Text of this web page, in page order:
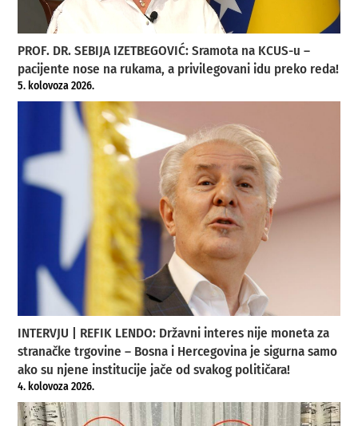
PROF. DR. SEBIJA IZETBEGOVIĆ: Sramota na KCUS-u –
pacijente nose na rukama, a privilegovani idu preko reda!
5. kolovoza 2026.
INTERVJU | REFIK LENDO: Državni interes nije moneta za
stranačke trgovine – Bosna i Hercegovina je sigurna samo
ako su njene institucije jače od svakog političara!
4. kolovoza 2026.